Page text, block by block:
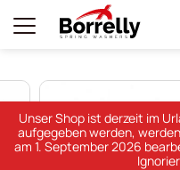
Unser Shop ist derzeit im
aufgegeben werden,
am 1. September 2026